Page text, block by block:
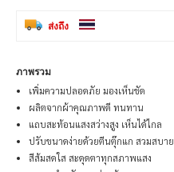
images
ส่งถึง
ภาพรวม
เพิ่มความปลอดภัย มองเห็นชัด
ผลิตจากผ้าคุณภาพดี ทนทาน
แถบสะท้อนแสงสว่างสูง เห็นได้ไกล
ปรับขนาดง่ายด้วยตีนตุ๊กแก สวมสบาย
สีส้มสดใส สะดุดตาทุกสภาพแสง